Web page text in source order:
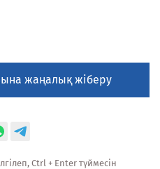
жаңалық жіберу
Ctrl + Enter түймесін